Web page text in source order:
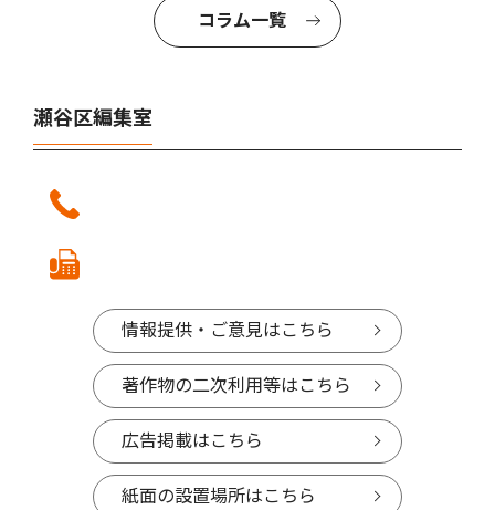
コラム一覧
瀬谷区編集室
情報提供・ご意見はこちら
著作物の二次利用等はこちら
広告掲載はこちら
紙面の設置場所はこちら